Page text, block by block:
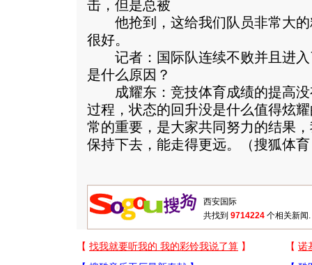
击，但是总被
他抢到，这给我们队员非常大的
很好。
记者：国际队连续不败并且进入
是什么原因？
成耀东：竞技体育成绩的提高没
过程，状态的回升没是什么值得炫
常的重要，是大家共同努力的结果
保持下去，能走得更远。（搜狐体
共找到 9714224 个相关新闻.